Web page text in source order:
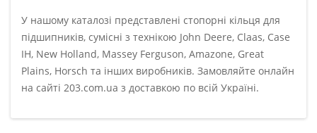
У нашому каталозі представлені стопорні кільця для
підшипників, сумісні з технікою John Deere, Claas, Case
IH, New Holland, Massey Ferguson, Amazone, Great
Plains, Horsch та інших виробників. Замовляйте онлайн
на сайті 203.com.ua з доставкою по всій Україні.